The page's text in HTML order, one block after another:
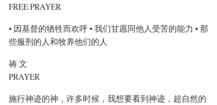
FREE PRAYER
• 因基督的牺牲而欢呼 • 我们甘愿同他人受苦的能力 • 那
些服刑的人和牧养他们的人
祷 文
PRAYER
施行神迹的神，许多时候，我想要看到神迹，超自然的